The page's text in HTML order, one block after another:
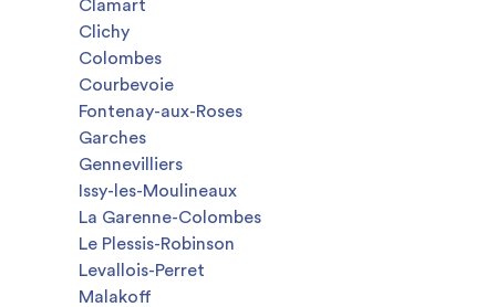
Clamart
Clichy
Colombes
Courbevoie
Fontenay-aux-Roses
Garches
Gennevilliers
Issy-les-Moulineaux
La Garenne-Colombes
Le Plessis-Robinson
Levallois-Perret
Malakoff